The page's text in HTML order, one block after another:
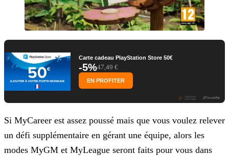
Carte cadeau PlayStation Store 50€
-5%47,49 €
EN PROFITER
Si MyCareer est assez poussé mais que vous voulez relever
un défi supplémentaire en gérant une équipe, alors les
modes MyGM et MyLeague seront faits pour vous dans